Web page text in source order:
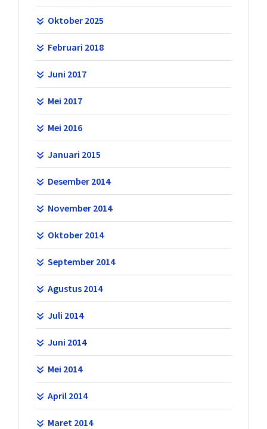
Oktober 2025
Februari 2018
Juni 2017
Mei 2017
Mei 2016
Januari 2015
Desember 2014
November 2014
Oktober 2014
September 2014
Agustus 2014
Juli 2014
Juni 2014
Mei 2014
April 2014
Maret 2014